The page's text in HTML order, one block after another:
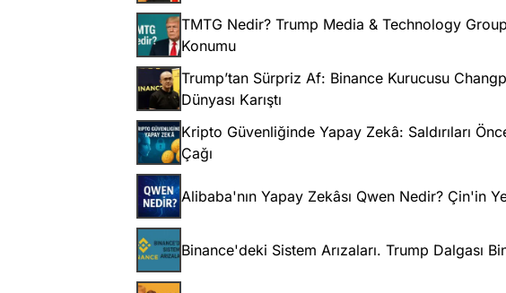
TMTG Nedir? Trump Media & Technology
Konumu
Trump’tan Sürpriz Af: Binance Kurucusu
Dünyası Karıştı
Kripto Güvenliğinde Yapay Zekâ: Saldırıları
Çağı
Alibaba'nın Yapay Zekâsı Qwen Nedir? Çin'in
Binance'deki Sistem Arızaları. Trump Dalgası